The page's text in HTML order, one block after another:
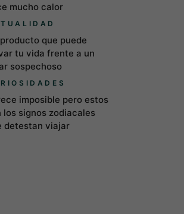
mucho calor
que puede
tu vida frente a un
sospechoso
imposible pero estos
los signos zodiacales
detestan viajar